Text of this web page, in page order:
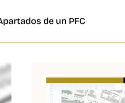
de un PFC